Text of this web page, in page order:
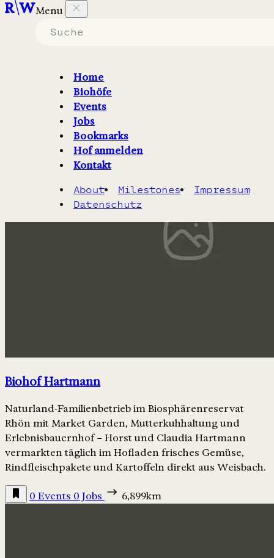
Menu
Home
Biohöfe
Events
Jobs
Bookmarks
Hof anmelden
Kontakt
About Milestones
Impressum
Datenschutz
Biohöfe in Bayern
Karte
Biohof Hartmann
Naturland-Familienbetrieb im Biosphärenreservat
Rhön mit Market Garden, Mutterkuhhaltung und
Erlebnisbauernhof – Horst und Claudia Hartmann
vermarkten täglich im Hofladen frisches Gemüse,
Rindfleischpakete und Kartoffeln direkt aus Weisbach.
0 Events 0 Jobs 6,899km